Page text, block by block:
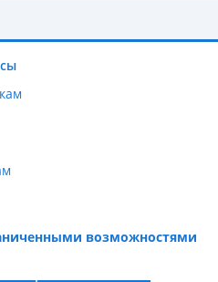
возможностями